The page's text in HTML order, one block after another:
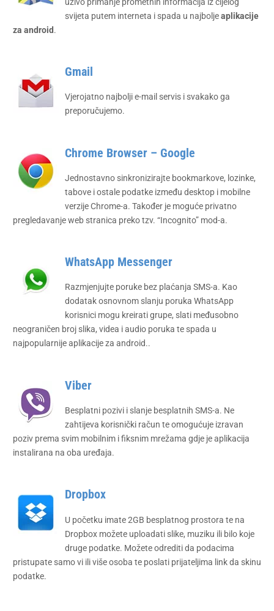
svijeta putem interneta i spada u najboljeaplikacije
za android .
Gmail
Vjerojatno najbolji e-mail servis i svakako ga
preporučujemo.
Chrome Browser – Google
Jednostavno sinkronizirajte bookmarkove, lozinke,
tabove i ostale podatke između desktop i mobilne
verzije Chrome-a. Također je moguće privatno
pregledavanje web stranica preko tzv. “Incognito” mod-a.
WhatsApp Messenger
Razmjenjujte poruke bez plaćanja SMS-a. Kao
dodatak osnovnom slanju poruka WhatsApp
korisnici mogu kreirati grupe, slati međusobno
neograničen broj slika, videa i audio poruka te spada u
najpopularnije aplikacije za android..
Viber
Besplatni pozivi i slanje besplatnih SMS-a. Ne
zahtijeva korisnički račun te omogućuje izravan
poziv prema svim mobilnim i fiksnim mrežama gdje je aplikacija
instalirana na oba uređaja.
Dropbox
U početku imate 2GB besplatnog prostora te na
Dropbox možete uploadati slike, muziku ili bilo koje
druge podatke. Možete odrediti da podacima
pristupate samo vi ili više osoba te poslati prijateljima link da skinu
podatke.